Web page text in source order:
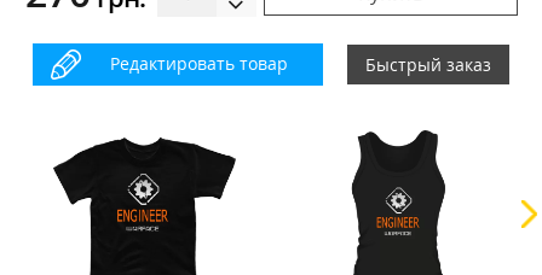
Редактировать товар Быстрый заказ